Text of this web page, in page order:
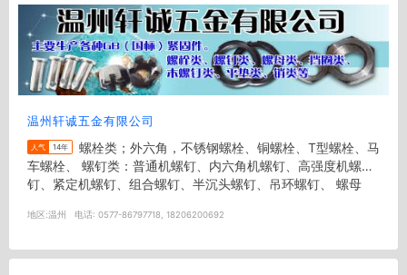
温州轩诚五金有限公司
人气 14年
车螺栓、 螺钉类：普通机螺钉、内六角机螺钉、高强度机螺
钉、紧定机螺钉、组合螺钉、半沉头螺钉、吊环螺钉、 螺母
地区:温州 电话: 0577-86797718, 18206200692